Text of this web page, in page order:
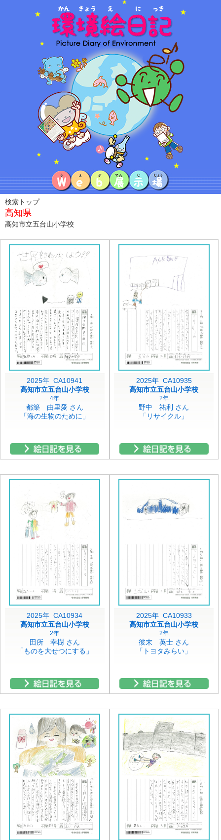
検索トップ
高知県
高知市立五台山小学校
2025年 CA10941
高知市立五台山小学校
4年
都築 由里愛 さん
「海の生物のために」
2025年 CA10935
高知市立五台山小学校
2年
野中 祐利 さん
「リサイクル」
2025年 CA10934
高知市立五台山小学校
2年
田所 幸樹 さん
「ものを大せつにする」
2025年 CA10933
高知市立五台山小学校
2年
彼末 英士 さん
「トヨタみらい」